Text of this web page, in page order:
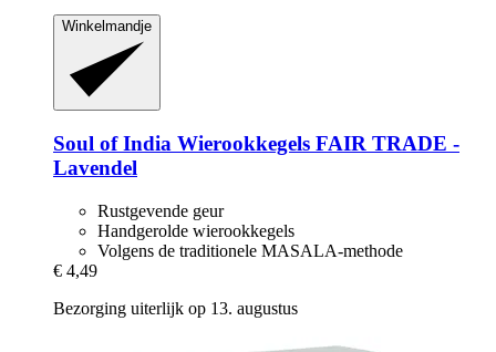
Winkelmandje
Soul of India Wierookkegels FAIR TRADE -​
Lavendel
Rustgevende geur
Handgerolde wierookkegels
Volgens de traditionele MASALA-methode
€ 4,49
Bezorging uiterlijk op 13. augustus